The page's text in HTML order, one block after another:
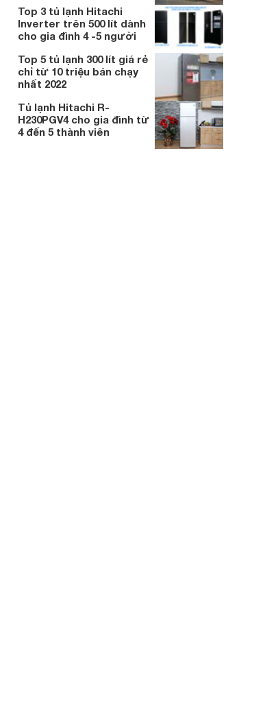
Top 3 tủ lạnh Hitachi
Inverter trên 500 lít dành
cho gia đình 4 -5 người
Top 5 tủ lạnh 300 lít giá rẻ
chỉ từ 10 triệu bán chạy
nhất 2022
Tủ lạnh Hitachi R-
H230PGV4 cho gia đình từ
4 đến 5 thành viên